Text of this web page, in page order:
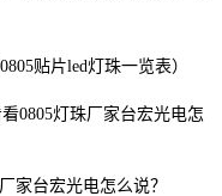
贴片led灯珠一览表）
0805灯珠厂家台宏光电怎
家台宏光电怎么说？